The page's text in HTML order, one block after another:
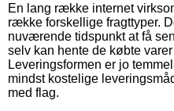
En lang række internet
række forskellige fragttyper.
nuværende tidspunkt at få
selv kan hente de købte
Leveringsformen er jo
mindst kostelige
med flag.